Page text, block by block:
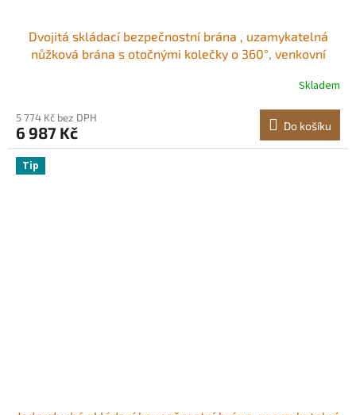
Dvojitá skládací bezpečnostní brána , uzamykatelná
nůžková brána s otočnými kolečky o 360°, venkovní
vstupu, garáže, skladu a bazénu, 320 × 160,5 cm (Š × V)
Skladem
5 774 Kč bez DPH
6 987 Kč Do košíku
Tip